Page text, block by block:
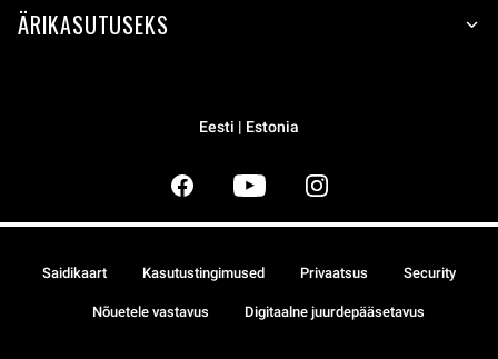
ÄRIKASUTUSEKS
Eesti | Estonia
Saidikaart Kasutustingimused Privaatsus Security
Nõuetele vastavus Digitaalne juurdepääsetavus